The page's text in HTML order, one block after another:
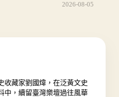
2026-08-05
收藏家劉國煒，在泛黃文史
中，續留臺灣樂壇過往風華